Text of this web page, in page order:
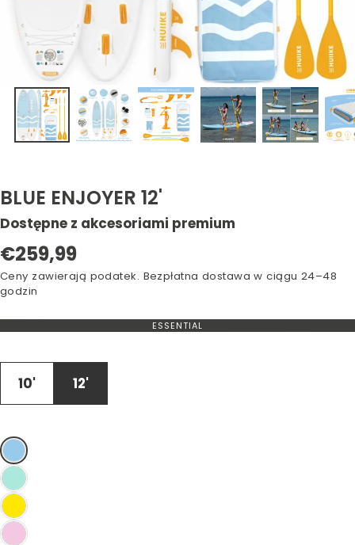
BLUE ENJOYER 12'
Dostępne z akcesoriami premium
Cena
regularna
€259,99
Ceny zawierają podatek. Bezpłatna dostawa w ciągu 24–48
godzin
ESSENTIAL
WARIANT
10' 12'